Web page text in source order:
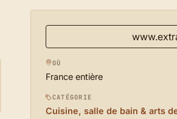
OÙ
France entière
CATÉGORIE
Cuisine, salle de bain & arts